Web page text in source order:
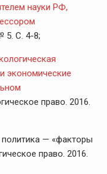
науки РФ,
5. С. 4-8;
экономические
право. 2016.
политика — «факторы
право. 2016.